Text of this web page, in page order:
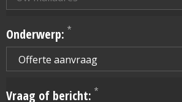
Onderwerp: *
Vraag of bericht: *